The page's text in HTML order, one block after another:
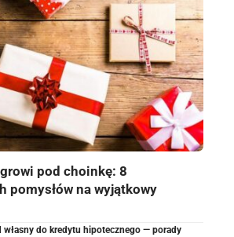
pod choinkę: 8
pomysłów na wyjątkowy
własny do kredytu hipotecznego — porady